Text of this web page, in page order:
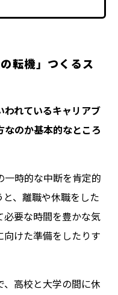
転機」つくるス
れているキャリアブ
なのか基本的なところ
一時的な中断を肯定的
、離職や休職をした
必要な時間を豊かな気
けた準備をしたりす
高校と大学の間に休